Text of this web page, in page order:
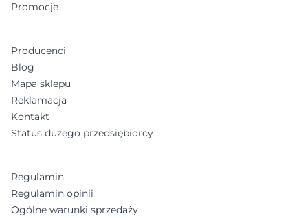
Promocje
Producenci
Blog
Mapa sklepu
Reklamacja
Kontakt
Status dużego przedsiębiorcy
Regulamin
Regulamin opinii
Ogólne warunki sprzedaży